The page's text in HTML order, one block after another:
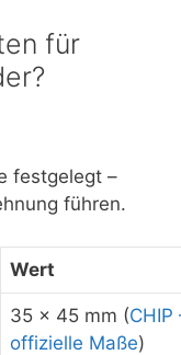
für
festgelegt –
führen.
Wert
35 × 45 mm (CHIP
offizielle Maße)